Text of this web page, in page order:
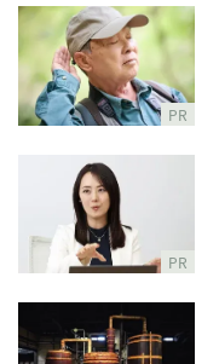
PR
PR